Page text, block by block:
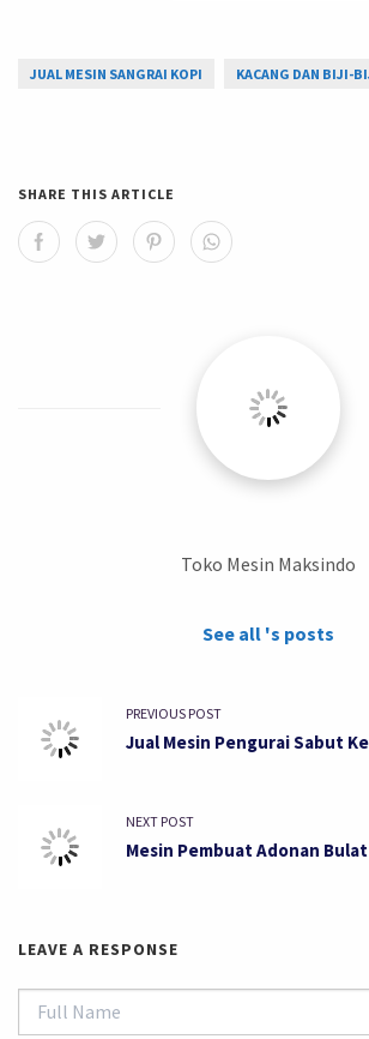
JUAL MESIN SANGRAI KOPI KACANG DAN BIJI-
SHARE THIS ARTICLE
Toko Mesin Maksindo
See all 's posts
PREVIOUS POST
Jual Mesin Pengurai Sabut
NEXT POST
Mesin Pembuat Adonan Bulat
LEAVE A RESPONSE